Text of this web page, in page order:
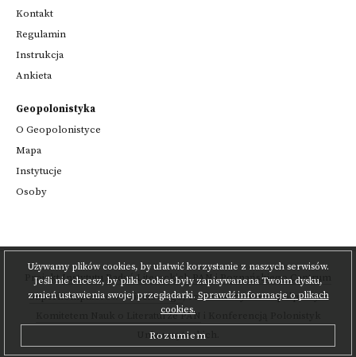
Używamy plików cookies, by ułatwić korzystanie z naszych serwisów.
Jeśli nie chcesz, by pliki cookies były zapisywanena Twoim dysku,
zmień ustawienia swojej przeglądarki. Sprawdź informacje o plikach
cookies.
Rozumiem
Kontakt
Regulamin
Instrukcja
Ankieta
Geopolonistyka
O Geopolonistyce
Mapa
Instytucje
Osoby
ProjektInstytutu Badań Literackich PANiPoznańskiego Centrum
Superkomputerowo-Sieciowego,realizowany we współpracy z
Komitetem Nauk o Literaturze PAN
Uniwersyteckich.